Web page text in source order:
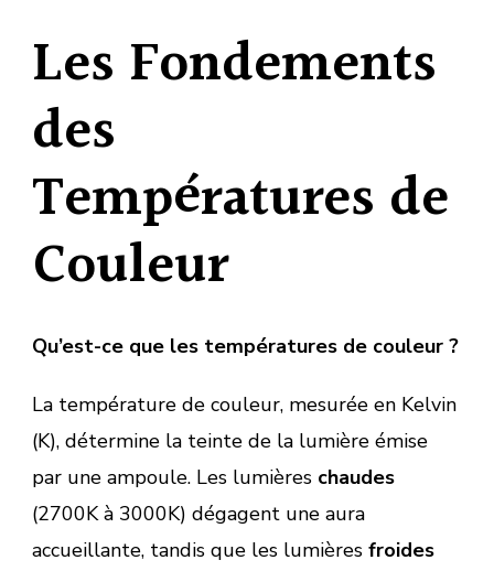
Les Fondements
des
Températures de
Couleur
Qu’est-ce que les températures de couleur ?
La température de couleur, mesurée en Kelvin
(K), détermine la teinte de la lumière émise
par une ampoule. Les lumières chaudes
(2700K à 3000K) dégagent une aura
accueillante, tandis que les lumières froides